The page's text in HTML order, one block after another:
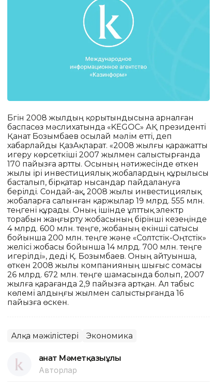
Бүгін 2008 жылдың қорытындысына арналған
баспасөз мәслихатында «KEGOC» АҚ президенті
Қанат Бозымбаев осылай мәлім етті, деп
хабарлайды ҚазАқпарат. «2008 жылғы қаражатты
игеру көрсеткіші 2007 жылмен салыстырғанда
170 пайызға артты. Осының нәтижесінде өткен
жылы ірі инвестициялық жобалардың құрылысы
басталып, бірқатар нысандар пайдалануға
берілді. Сондай-ақ, 2008 жылы инвестициялық
жобаларға салынған қаржылар 19 млрд. 555 млн.
теңгені құрады. Оның ішінде ұлттық электр
торабын жаңғырту жобасының бірінші кезеңінде
4 млрд. 600 млн. теңге, жобаның екінші сатысы
бойынша 200 млн. теңге және «Солтүстік-Оңтүстік»
желісі жобасы бойынша 14 млрд. 700 млн. теңге
игерілді», деді Қ. Бозымбаев. Оның айтуынша,
өткен 2008 жылы компанияның шығыс сомасы
26 млрд. 672 млн. теңге шамасында болып, 2007
жылға қарағанда 2,9 пайызға артқан. Ал табыс
көлемі алдыңғы жылмен салыстырғанда 16
пайызға өскен.
Алқа мәжілістері Экономика
Қанат Мәметқазыұлы
Авторлар